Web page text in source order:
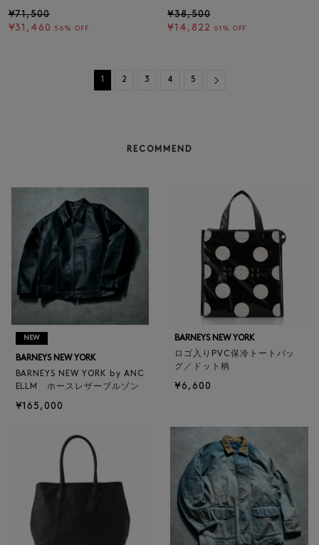
¥71,500
¥31,460
56% OFF
¥38,500
¥14,822
61% OFF
1 2 3 4 5 Next
RECOMMEND
NEW
BARNEYS NEW YORK
BARNEYS NEW YORK by ANC
ELLM ホースレザーブルゾン
¥165,000
BARNEYS NEW YORK
ロゴ入りPVC保冷トートバッ
グ／ドット柄
¥6,600